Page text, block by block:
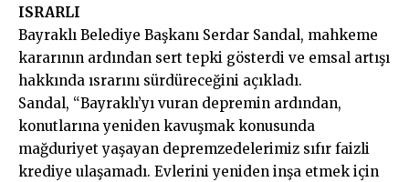
ISRARLI
Bayraklı Belediye Başkanı Serdar Sandal, mahkeme
kararının ardından sert tepki gösterdi ve emsal artışı
hakkında ısrarını sürdüreceğini açıkladı.
Sandal, “Bayraklı’yı vuran depremin ardından,
konutlarına yeniden kavuşmak konusunda
mağduriyet yaşayan depremzedelerimiz sıfır faizli
krediye ulaşamadı. Evlerini yeniden inşa etmek için